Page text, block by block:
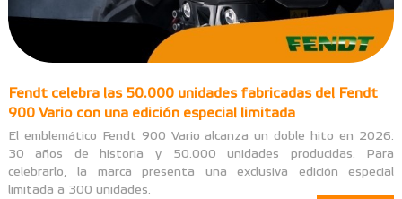
Fendt celebra las 50.000 unidades fabricadas del Fendt
900 Vario con una edición especial limitada
El emblemático Fendt 900 Vario alcanza un doble hito en 2026:
30 años de historia y 50.000 unidades producidas. Para
celebrarlo, la marca presenta una exclusiva edición especial
limitada a 300 unidades.